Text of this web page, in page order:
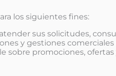
los siguientes fines:
sus solicitudes,
y gestiones
sobre promociones,